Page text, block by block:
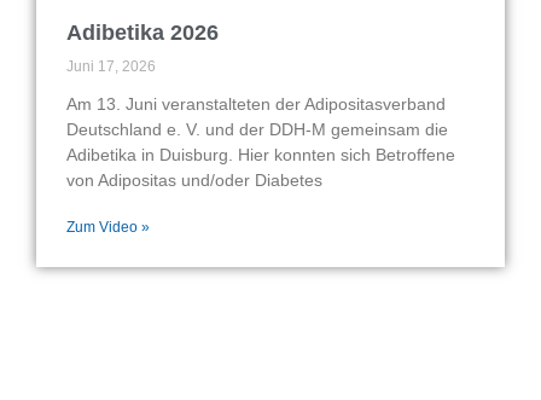
Adibetika 2026
Juni 17, 2026
Am 13. Juni veranstalteten der Adipositasverband
Deutschland e. V. und der DDH-M gemeinsam die
Adibetika in Duisburg. Hier konnten sich Betroffene
von Adipositas und/oder Diabetes
Zum Video »